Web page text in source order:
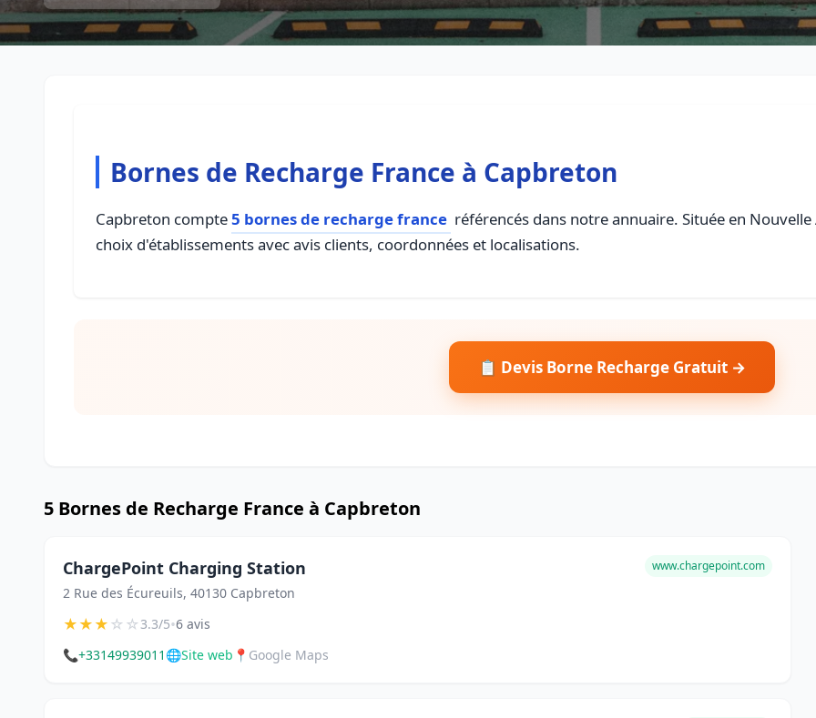
Bornes de Recharge France à Capbreton
Capbreton compte5 bornes de recharge france référencés dans notre annuaire. Située en
choix d'établissements avec avis clients, coordonnées et localisations.
📋 Devis Borne Recharge Gratuit →
5 Bornes de Recharge France à Capbreton
ChargePoint Charging Station
2 Rue des Écureuils, 40130 Capbreton
www.chargepoint.com
★★★☆☆3.3/5•6 avis
📞+33149939011 🌐Site web 📍 Google Maps